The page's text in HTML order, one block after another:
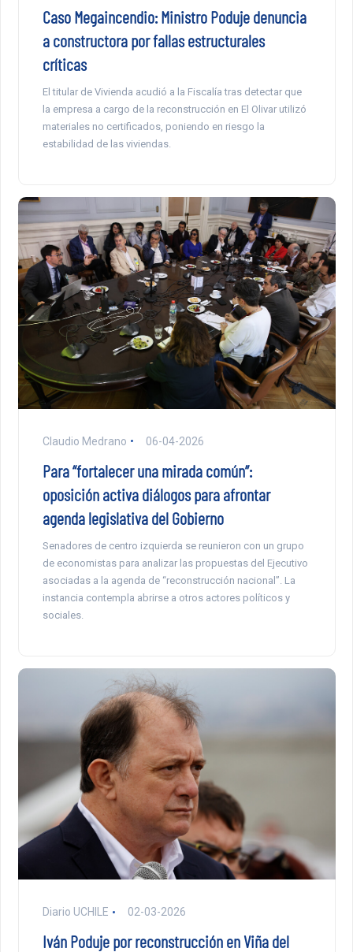
Caso Megaincendio: Ministro Poduje denuncia
a constructora por fallas estructurales
críticas
El titular de Vivienda acudió a la Fiscalía tras detectar que
la empresa a cargo de la reconstrucción en El Olivar utilizó
materiales no certificados, poniendo en riesgo la
estabilidad de las viviendas.
Claudio Medrano 06-04-2026
Para “fortalecer una mirada común”:
oposición activa diálogos para afrontar
agenda legislativa del Gobierno
Senadores de centro izquierda se reunieron con un grupo
de economistas para analizar las propuestas del Ejecutivo
asociadas a la agenda de “reconstrucción nacional”. La
instancia contempla abrirse a otros actores políticos y
sociales.
Diario UCHILE 02-03-2026
Iván Poduje por reconstrucción en Viña del